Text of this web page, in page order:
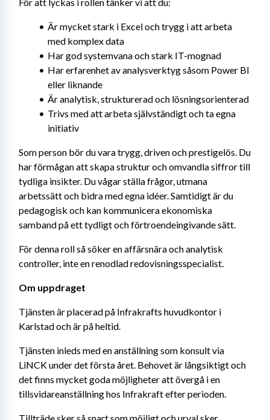
Är mycket stark i Excel och trygg i att arbeta
med komplex data
Har god systemvana och stark IT-mognad
Har erfarenhet av analysverktyg såsom Power BI
eller liknande
Är analytisk, strukturerad och lösningsorienterad
Trivs med att arbeta självständigt och ta egna
initiativ
Som person bör du vara trygg, driven och prestigelös. Du
har förmågan att skapa struktur och omvandla siffror till
tydliga insikter. Du vågar ställa frågor, utmana
arbetssätt och bidra med egna idéer. Samtidigt är du
pedagogisk och kan kommunicera ekonomiska
samband på ett tydligt och förtroendeingivande sätt.
För denna roll så söker en affärsnära och analytisk
controller, inte en renodlad redovisningsspecialist.
Om uppdraget
Tjänsten är placerad på Infrakrafts huvudkontor i
Karlstad och är på heltid.
Tjänsten inleds med en anställning som konsult via
LiNCK under det första året. Behovet är långsiktigt och
det finns mycket goda möjligheter att övergå i en
tillsvidareanställning hos Infrakraft efter perioden.